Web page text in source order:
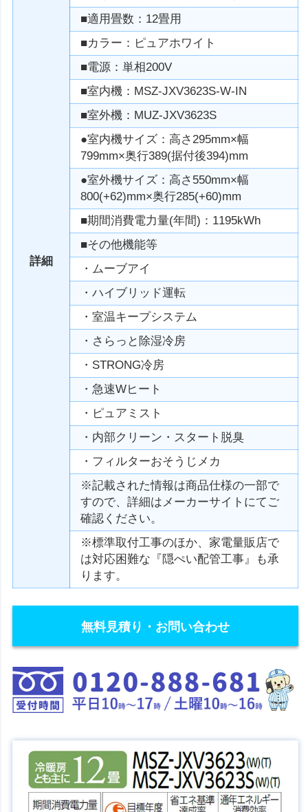
詳細
■適用畳数：12畳用
■カラー：ピュアホワイト
■電源：単相200V
■室内機：MSZ-JXV3623S-W-IN
■室外機：MUZ-JXV3623S
●室内機サイズ：高さ295mm×幅
799mm×奥行389(据付後394)mm
●室外機サイズ：高さ550mm×幅
800(+62)mm×奥行285(+60)mm
■期間消費電力量(年間)：1195kWh
■その他機能等
・ムーブアイ
・ハイブリッド運転
・室温キープシステム
・さらっと除湿冷房
・STRONG冷房
・急速Wヒート
・ピュアミスト
・内部クリーン・スタート脱臭
・フィルターおそうじメカ
※記載された情報は商品仕様の一部で
すので、詳細はメーカーサイトにてご
確認ください。
※標準取付工事のほか、家電量販店で
は対応困難な『隠ぺい配管工事』も承
ります。
無料見積り・お問い合わせ